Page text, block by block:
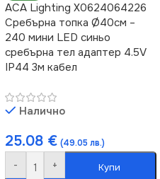
ACA Lighting X0624064226
Сребърна топка Ø40см –
240 мини LED синьо
сребърна тел адаптер 4.5V
IP44 3м кабел
Налично
25.08 € (49.05 лв.)
- + Купи